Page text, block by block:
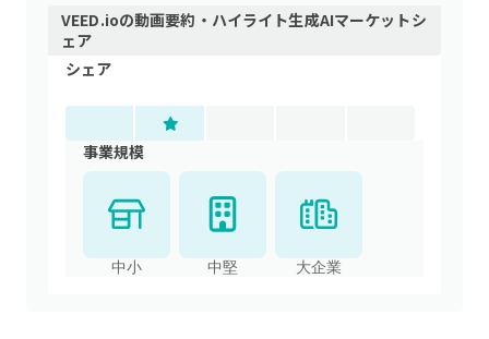
VEED.ioの動画要約・ハイライト生成AIマーケットシ
ェア
シェア
事業規模
中小 中堅 大企業